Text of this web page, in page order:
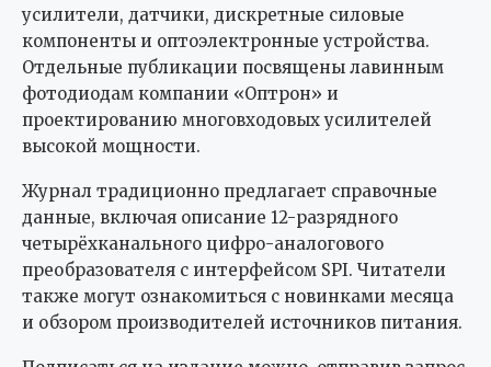
усилители, датчики, дискретные силовые
компоненты и оптоэлектронные устройства.
Отдельные публикации посвящены лавинным
фотодиодам компании «Оптрон» и
проектированию многовходовых усилителей
высокой мощности.
Журнал традиционно предлагает справочные
данные, включая описание 12-разрядного
четырёхканального цифро-аналогового
преобразователя с интерфейсом SPI. Читатели
также могут ознакомиться с новинками месяца
и обзором производителей источников питания.